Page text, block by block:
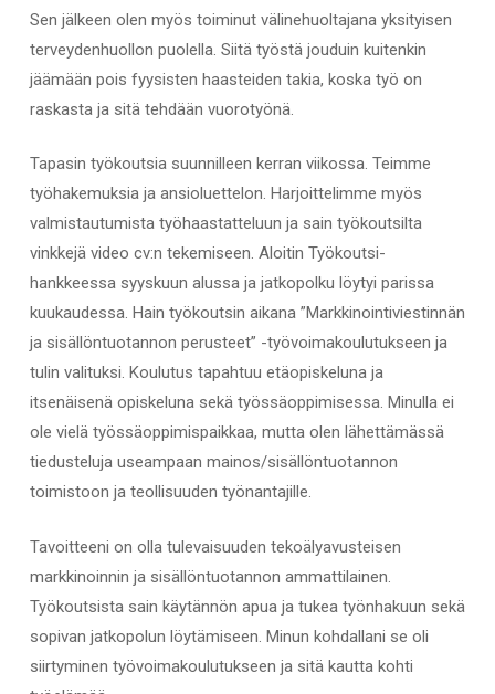
Sen jälkeen olen myös toiminut välinehuoltajana yksityisen
terveydenhuollon puolella. Siitä työstä jouduin kuitenkin
jäämään pois fyysisten haasteiden takia, koska työ on
raskasta ja sitä tehdään vuorotyönä.
Tapasin työkoutsia suunnilleen kerran viikossa. Teimme
työhakemuksia ja ansioluettelon. Harjoittelimme myös
valmistautumista työhaastatteluun ja sain työkoutsilta
vinkkejä video cv:n tekemiseen. Aloitin Työkoutsi-
hankkeessa syyskuun alussa ja jatkopolku löytyi parissa
kuukaudessa. Hain työkoutsin aikana ”Markkinointiviestinnän
ja sisällöntuotannon perusteet” -työvoimakoulutukseen ja
tulin valituksi. Koulutus tapahtuu etäopiskeluna ja
itsenäisenä opiskeluna sekä työssäoppimisessa. Minulla ei
ole vielä työssäoppimispaikkaa, mutta olen lähettämässä
tiedusteluja useampaan mainos/sisällöntuotannon
toimistoon ja teollisuuden työnantajille.
Tavoitteeni on olla tulevaisuuden tekoälyavusteisen
markkinoinnin ja sisällöntuotannon ammattilainen.
Työkoutsista sain käytännön apua ja tukea työnhakuun sekä
sopivan jatkopolun löytämiseen. Minun kohdallani se oli
siirtyminen työvoimakoulutukseen ja sitä kautta kohti